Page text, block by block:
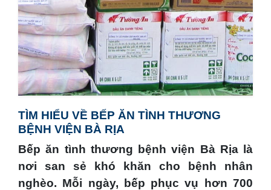
TÌM HIỂU VỀ BẾP ĂN TÌNH THƯƠNG
BỆNH VIỆN BÀ RỊA
Bếp ăn tình thương bệnh viện Bà Rịa là
nơi san sẻ khó khăn cho bệnh nhân
nghèo. Mỗi ngày, bếp phục vụ hơn 700